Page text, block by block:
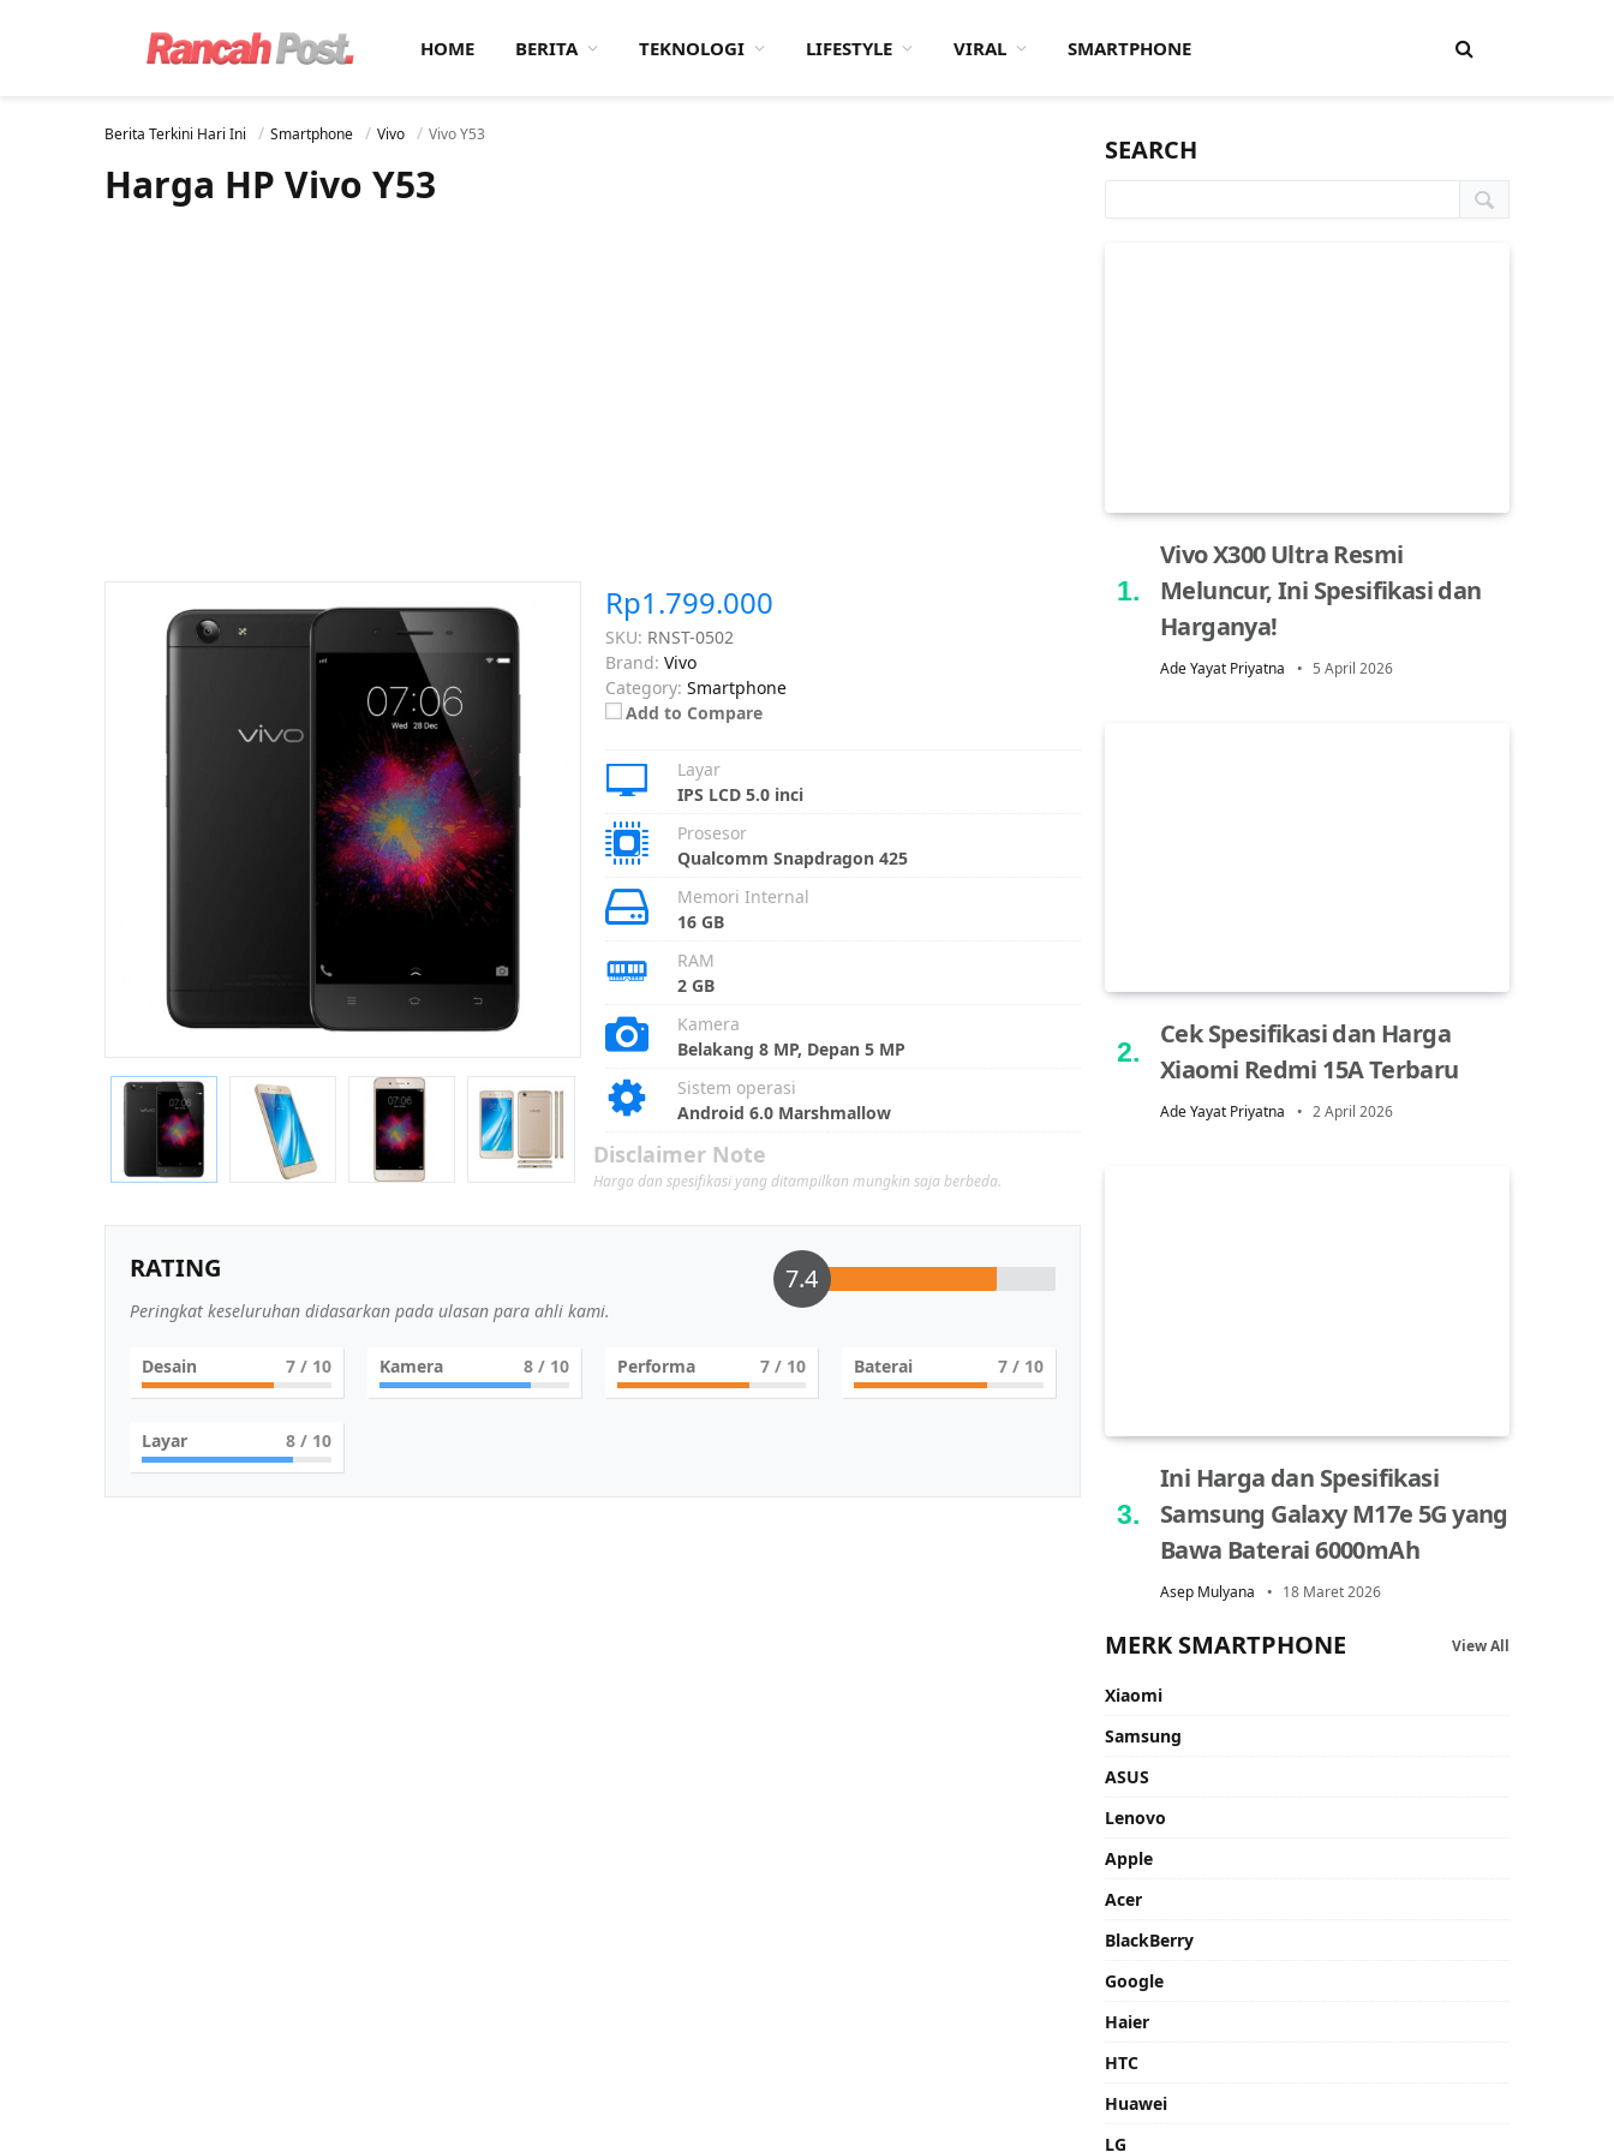
HOME BERITA TEKNOLOGI LIFESTYLE VIRAL SMARTPHONE
Berita Terkini Hari Ini Smartphone Vivo Vivo Y53
Harga HP Vivo Y53
Rp1.799.000
SKU: RNST-0502
Brand: Vivo
Category: Smartphone
Add to Compare
Layar
IPS LCD 5.0 inci
Prosesor
Qualcomm Snapdragon 425
Memori Internal
16 GB
RAM
2 GB
Kamera
Belakang 8 MP, Depan 5 MP
Sistem operasi
Android 6.0 Marshmallow
RATING
Peringkat keseluruhan didasarkan pada ulasan para ahli kami.
7.4
Desain 7/ 10 Kamera 8/ 10 Performa 7 / 10 Baterai 7 / 10
Layar 8/ 10
Disclaimer Note
Harga dan spesifikasi yang ditampilkan mungkin saja berbeda.
SEARCH
Vivo X300 Ultra Resmi
Meluncur, Ini Spesifikasi dan
Harganya!
Ade Yayat Priyatna 5 April 2026
Cek Spesifikasi dan Harga
Xiaomi Redmi 15A Terbaru
Ade Yayat Priyatna 2 April 2026
Ini Harga dan Spesifikasi
Samsung Galaxy M17e 5G yang
Bawa Baterai 6000mAh
Asep Mulyana 18 Maret 2026
MERK SMARTPHONE View All
Xiaomi
Samsung
ASUS
Lenovo
Apple
Acer
BlackBerry
Google
Haier
HTC
Huawei
LG